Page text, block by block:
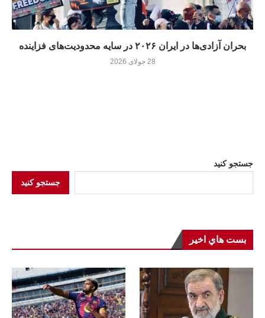
بحران آزادی‌ها در ایران ۲۰۲۶ در سایه محدودیت‌های فزاینده
28 جولای 2026
جستجو کنید
جستجو کنید
بست هاي اخير